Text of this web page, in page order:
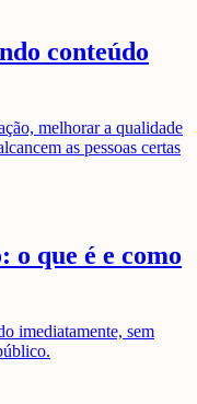
conteúdo
melhorar a qualidade
as pessoas certas
o que é e como
imediatamente, sem